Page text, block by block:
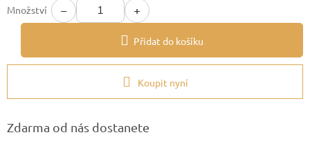
Množství − +
Přidat do košíku
Koupit nyní
Zdarma od nás dostanete